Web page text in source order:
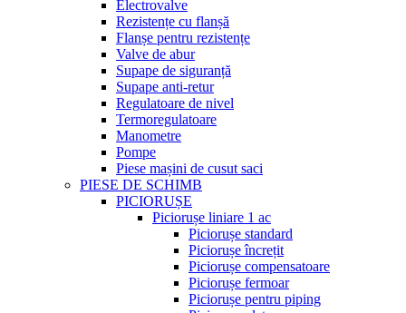
Electrovalve
Rezistențe cu flanșă
Flanșe pentru rezistențe
Valve de abur
Supape de siguranță
Supape anti-retur
Regulatoare de nivel
Termoregulatoare
Manometre
Pompe
Piese mașini de cusut saci
PIESE DE SCHIMB
PICIORUȘE
Piciorușe liniare 1 ac
Piciorușe standard
Piciorușe încrețit
Piciorușe compensatoare
Piciorușe fermoar
Piciorușe pentru piping